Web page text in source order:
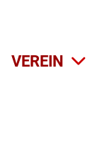
VEREIN